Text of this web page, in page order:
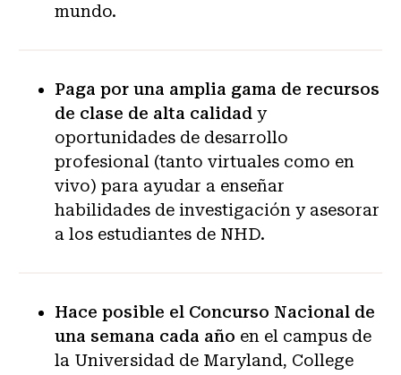
mundo.
Paga por una amplia gama de recursos
de clase de alta calidad y
oportunidades de desarrollo
profesional (tanto virtuales como en
vivo) para ayudar a enseñar
habilidades de investigación y asesorar
a los estudiantes de NHD.
Hace posible el Concurso Nacional de
una semana cada año en el campus de
la Universidad de Maryland, College